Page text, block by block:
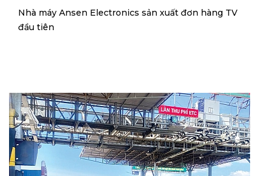
Nhà máy Ansen Electronics sản xuất đơn hàng TV
đầu tiên